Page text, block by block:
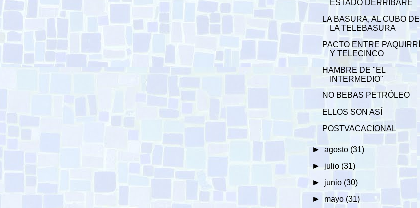
ESTADO DERRIBARÉ
LA BASURA, AL CUBO DE
LA TELEBASURA
PACTO ENTRE
Y TELECINCO
HAMBRE DE "EL
INTERMEDIO"
NO BEBAS PETRÓLEO
ELLOS SON ASÍ
POSTVACACIONAL
► agosto (31)
► julio (31)
► junio (30)
► mayo (31)